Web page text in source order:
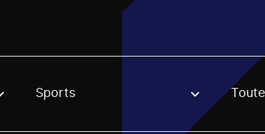
by topic, stream or regon. The filter will be
Sports